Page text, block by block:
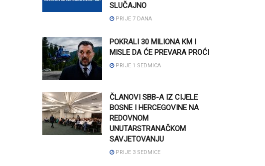
SLUČAJNO
PRIJE 7 DANA
POKRALI 30 MILIONA KM I
MISLE DA ĆE PREVARA PROĆI
PRIJE 1 SEDMICA
ČLANOVI SBB-A IZ CIJELE
BOSNE I HERCEGOVINE NA
REDOVNOM
UNUTARSTRANAČKOM
SAVJETOVANJU
PRIJE 3 SEDMICE